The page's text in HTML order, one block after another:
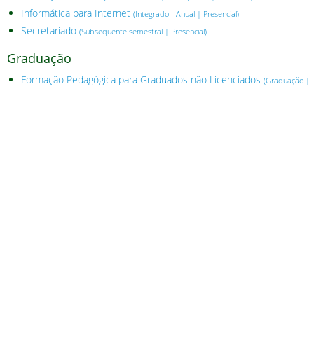
Informática para Internet (Integrado - Anual | Presencial)
Secretariado (Subsequente semestral | Presencial)
Graduação
Formação Pedagógica para Graduados não Licenciados (Graduação |